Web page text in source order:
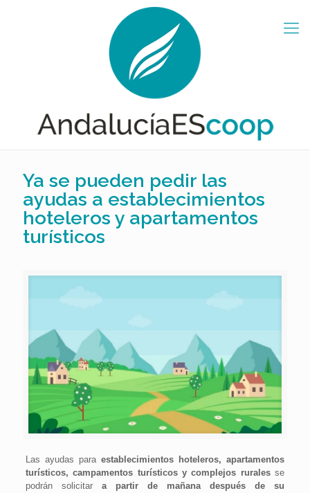
Ya se pueden pedir las
ayudas a establecimientos
hoteleros y apartamentos
turísticos
Las ayudas paraestablecimientos hoteleros, apartamentos
turísticos, campamentos turísticosy complejos ruralesse
podrán solicitar a partir de mañana después de su